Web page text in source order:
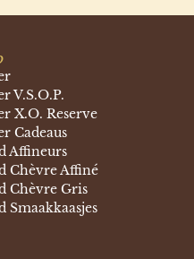
V.S.O.P.
X.O. Reserve
Cadeaus
Affineurs
Chèvre Affiné
Chèvre Gris
Smaakkaasjes